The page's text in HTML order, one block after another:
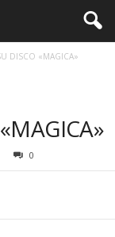
DISCO «MAGICA»
0